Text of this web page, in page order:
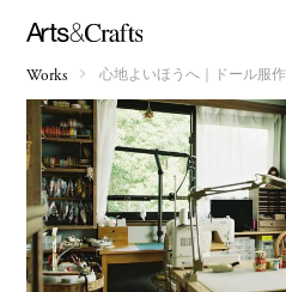
Works 心地よいほうへ｜ドール服